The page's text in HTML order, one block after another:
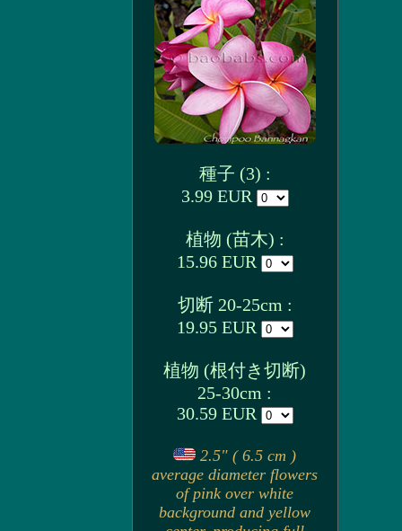
種子 (3) :
3.99 EUR
植物 (苗木) :
15.96 EUR
切断 20-25cm :
19.95 EUR
植物 (根付き切断)
25-30cm :
30.59 EUR
2.5" ( 6.5 cm )
average diameter flowers
of pink over white
background and yellow